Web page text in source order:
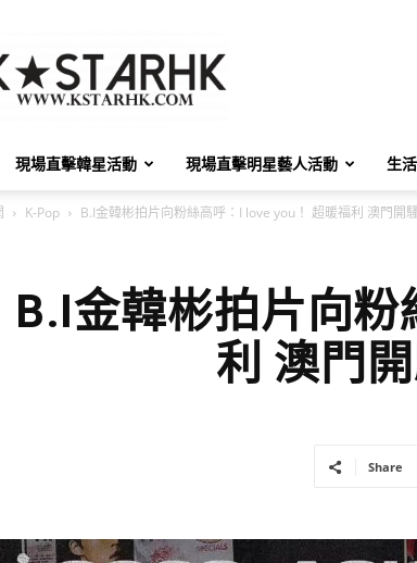
Star
HK
現場直擊韓星活動 現場直擊明星藝人活動 生
K-Pop B.I金韓彬拍片向粉絲高呼：I love you！ 超暖福利 澳門開
B.I金韓彬拍片向
利 澳門
Share